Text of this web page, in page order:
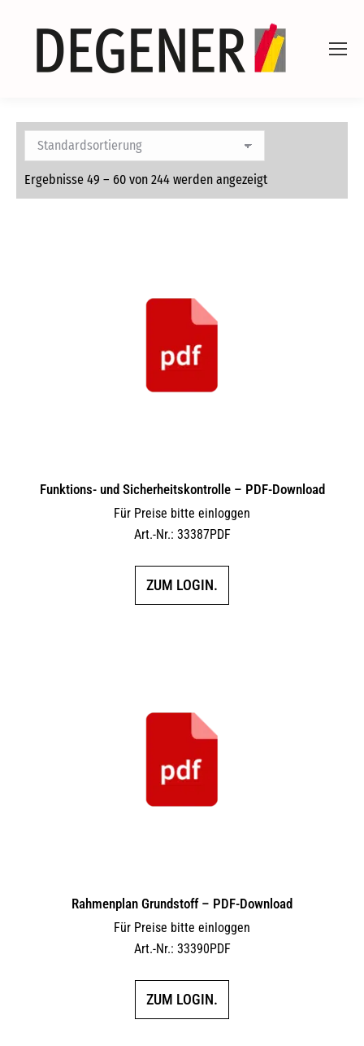
Ergebnisse 49 – 60 von 244 werden angezeigt
Funktions- und Sicherheitskontrolle – PDF-Download
Für Preise bitte einloggen
Art.-Nr.: 33387PDF
ZUM LOGIN.
Rahmenplan Grundstoff – PDF-Download
Für Preise bitte einloggen
Art.-Nr.: 33390PDF
ZUM LOGIN.